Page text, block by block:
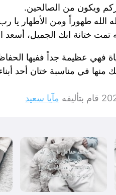
ويكون من الصالحين.
طهوراً ومن الأطهار يا
ختانة ابك الجميل، أسعد
فهي عظيمة جداً ففيها
منها في مناسبة ختان أحد
قام بتأليفه مآيا سعيد